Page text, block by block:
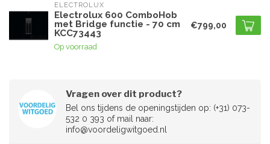
ELECTROLUX
Electrolux 600 ComboHob
met Bridge functie - 70 cm
KCC73443
Op voorraad
€799,00
Vragen over dit product?
Bel ons tijdens de openingstijden op: (+31) 073-
532 0 393 of mail naar:
info@voordeligwitgoed.nl